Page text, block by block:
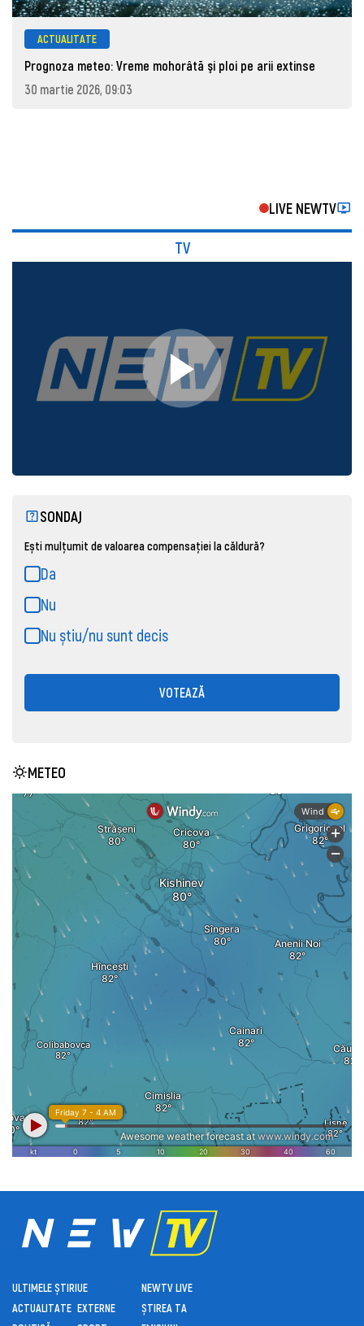
ACTUALITATE
Prognoza meteo: Vreme mohorâtă şi ploi pe arii extinse
30 martie 2026, 09:03
LIVE NEWTV
TV
SONDAJ
Ești mulțumit de valoarea compensației la căldură?
Da
Nu
Nu știu/nu sunt decis
VOTEAZĂ
METEO
ULTIMELE ȘTIRI
ACTUALITATE
UE
EXTERNE
NEWTV LIVE
ȘTIREA TA